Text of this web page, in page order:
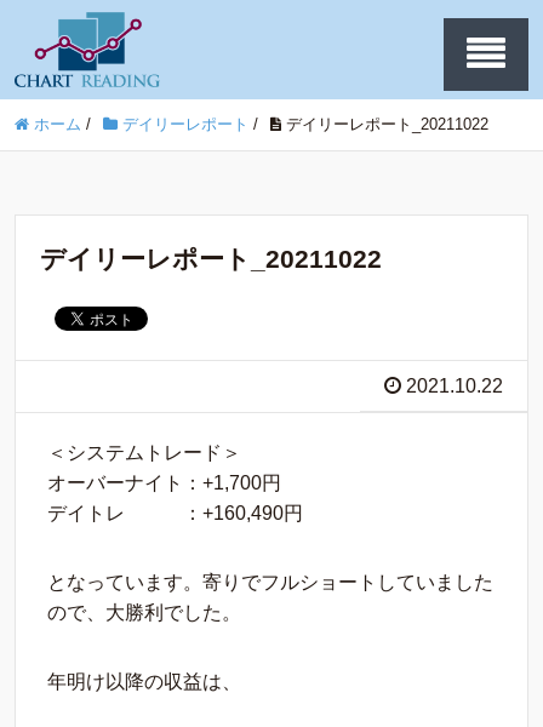
ホーム / デイリーレポート / デイリーレポート_20211022
デイリーレポート_20211022
2021.10.22
＜システムトレード＞
オーバーナイト：+1,700円
デイトレ ：+160,490円
となっています。寄りでフルショートしていました
ので、大勝利でした。
年明け以降の収益は、